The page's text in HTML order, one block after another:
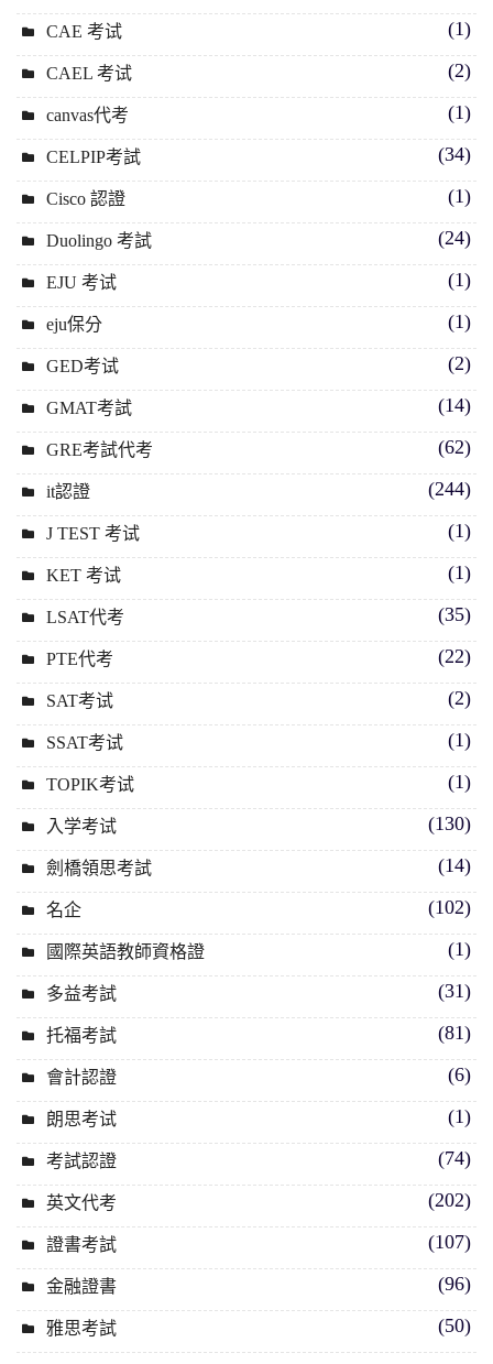
CAE 考试 (1)
CAEL 考试 (2)
canvas代考 (1)
CELPIP考試 (34)
Cisco 認證 (1)
Duolingo 考試 (24)
EJU 考试 (1)
eju保分 (1)
GED考试 (2)
GMAT考試 (14)
GRE考試代考 (62)
it認證 (244)
J TEST 考试 (1)
KET 考试 (1)
LSAT代考 (35)
PTE代考 (22)
SAT考试 (2)
SSAT考试 (1)
TOPIK考试 (1)
入学考试 (130)
劍橋領思考試 (14)
名企 (102)
國際英語教師資格證 (1)
多益考試 (31)
托福考試 (81)
會計認證 (6)
朗思考试 (1)
考試認證 (74)
英文代考 (202)
證書考試 (107)
金融證書 (96)
雅思考試 (50)